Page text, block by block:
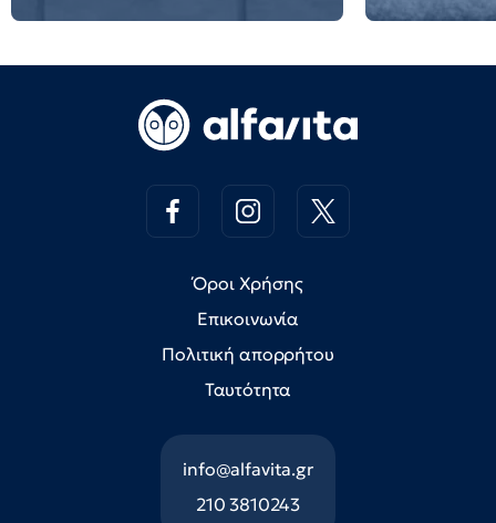
Όροι Χρήσης
Επικοινωνία
Πολιτική απορρήτου
Ταυτότητα
info@alfavita.gr
210 3810243